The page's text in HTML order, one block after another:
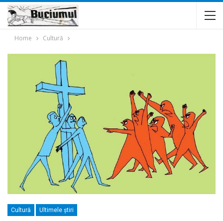
Home Cultură
Cultură Ultimele ştiri